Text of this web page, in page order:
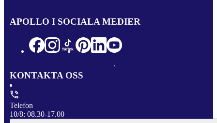
APOLLO I SOCIALA MEDIER
KONTAKTA OSS
Telefon
10/8: 08.30-17.00